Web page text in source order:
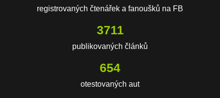
registrovaných čtenářek a fanoušků na FB
3711
publikovaných článků
654
otestovaných aut